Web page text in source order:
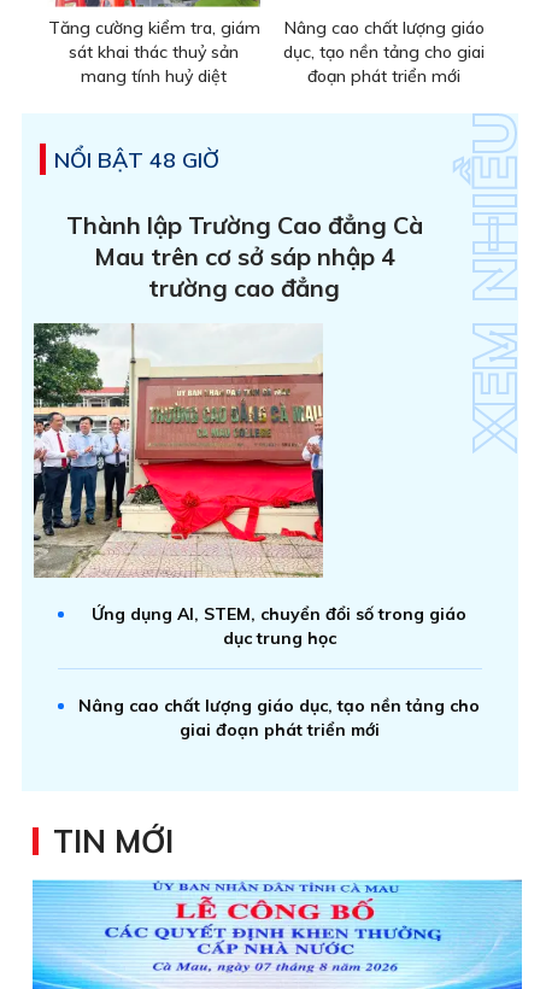
Tăng cường kiểm tra, giám
sát khai thác thuỷ sản
mang tính huỷ diệt
Nâng cao chất lượng giáo
dục, tạo nền tảng cho giai
đoạn phát triển mới
NỔI BẬT 48 GIỜ
Thành lập Trường Cao đẳng Cà
Mau trên cơ sở sáp nhập 4
trường cao đẳng
Ứng dụng AI, STEM, chuyển đổi số trong giáo
dục trung học
Nâng cao chất lượng giáo dục, tạo nền tảng cho
giai đoạn phát triển mới
TIN MỚI